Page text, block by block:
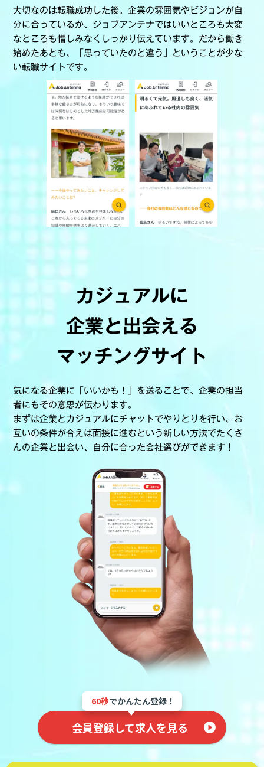
大切なのは転職成功した後。企業の雰囲気やビジョンが自
分に合っているか、ジョブアンテナではいいところも大変
なところも惜しみなくしっかり伝えています。だから働き
始めたあとも、「思っていたのと違う」ということが少な
い転職サイトです。
カジュアルに
企業と出会える
マッチングサイト
気になる企業に「いいかも！」を送ることで、企業の担当
者にもその意思が伝わります。
まずは企業とカジュアルにチャットでやりとりを行い、お
互いの条件が合えば面接に進むという新しい方法でたくさ
んの企業と出会い、自分に合った会社選びができます！
60秒でかんたん登録！
会員登録して求人を見る